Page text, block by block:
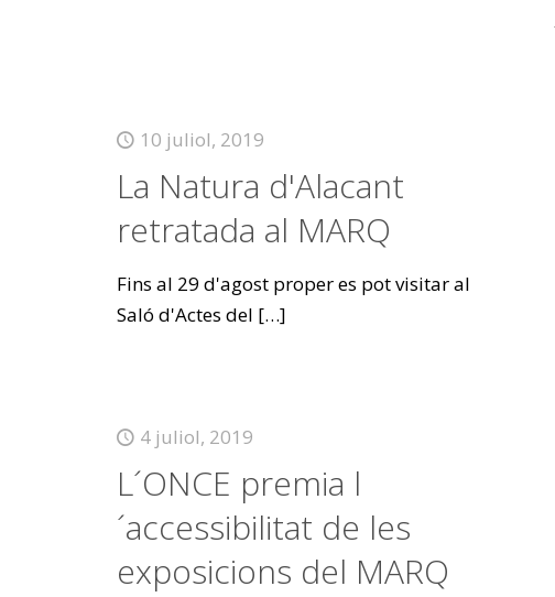
10 juliol, 2019
La Natura d'Alacant
retratada al MARQ
Fins al 29 d'agost proper es pot visitar al
Saló d'Actes del […]
4 juliol, 2019
L´ONCE premia l
´accessibilitat de les
exposicions del MARQ